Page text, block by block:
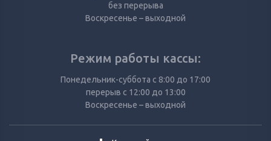
без перерыва
Воскресенье – выходной
Режим работы кассы:
Понедельник-суббота с 8:00 до 17:00
перерыв с 12:00 до 13:00
Воскресенье – выходной